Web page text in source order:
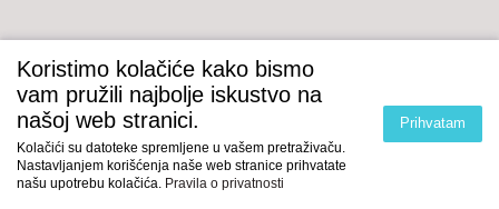
Koristimo kolačiće kako bismo
vam pružili najbolje iskustvo na
našoj web stranici.
Kolačići su datoteke spremljene u vašem pretraživaču.
Nastavljanjem korišćenja naše web stranice prihvatate
našu upotrebu kolačića. Pravila o privatnosti
Prihvatam